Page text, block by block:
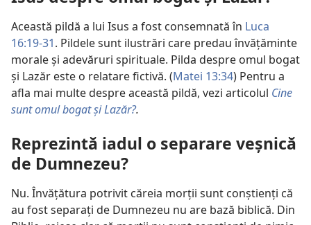
Această pildă a lui Isus a fost consemnată în Luca
16:19-31. Pildele sunt ilustrări care predau învățăminte
morale și adevăruri spirituale. Pilda despre omul bogat
și Lazăr este o relatare fictivă. (Matei 13:34) Pentru a
afla mai multe despre această pildă, vezi articolul Cine
sunt omul bogat și Lazăr?.
Reprezintă iadul o separare veșnică
de Dumnezeu?
Nu. Învățătura potrivit căreia morții sunt conștienți că
au fost separați de Dumnezeu nu are bază biblică. Din